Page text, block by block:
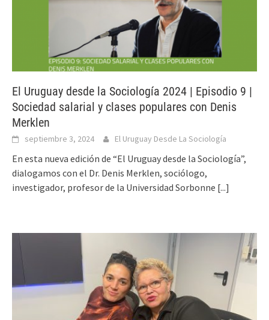
El Uruguay desde la Sociología 2024 | Episodio 9 |
Sociedad salarial y clases populares con Denis
Merklen
septiembre 3, 2024 El Uruguay Desde La Sociología
En esta nueva edición de “El Uruguay desde la Sociología”,
dialogamos con el Dr. Denis Merklen, sociólogo,
investigador, profesor de la Universidad Sorbonne [...]